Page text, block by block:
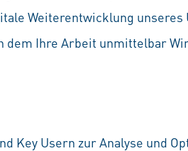
Weiterentwicklung unseres
Ihre Arbeit unmittelbar
Key Usern zur Analyse und